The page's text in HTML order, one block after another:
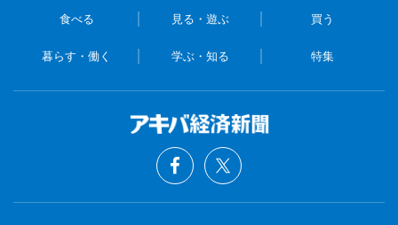
食べる 見る・遊ぶ 買う
暮らす・働く 学ぶ・知る 特集